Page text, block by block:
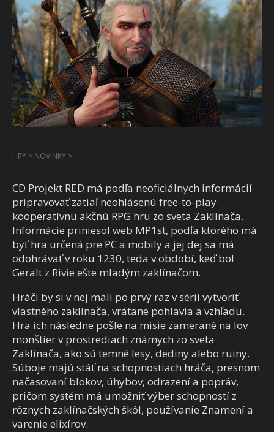
HRY > NOVINKY >
CD Projekt RED má podľa neoficiálnych informácií
pripravovať zatiaľ neohlásenú free-to-play
kooperatívnu akčnú RPG hru zo sveta Zaklínača.
Informácie priniesol web MP1st, podľa ktorého má
byť hra určená pre PC a mobily a jej dej sa má
odohrávať v roku 1230, teda v období, keď bol
Geralt z Rivie ešte mladým zaklínačom.
Hráči by si v nej mali po prvý raz v sérii vytvoriť
vlastného zaklínača, vrátane pohlavia a vzhľadu.
Hra ich následne pošle na misie zamerané na lov
monštier v prostrediach známych zo sveta
Zaklínača, ako sú temné lesy, dediny alebo ruiny.
Súboje majú stáť na schopnostiach hráča, presnom
načasovaní blokov, úhybov, odrazení a popráv,
pričom systém má umožniť výber schopností z
rôznych zaklínačských škôl, používanie Znamení a
varenie elixírov.